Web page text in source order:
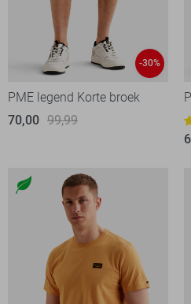
-30%
PME legend Korte broek
70,00 99,99